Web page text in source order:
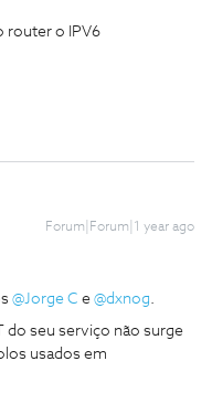
router o IPV6
Forum|Forum|1 year ago
@Jorge C e ​ @dxnog.
do seu serviço não surge
usados em